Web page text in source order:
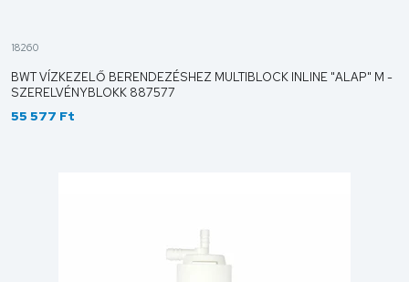
18260
BWT VÍZKEZELŐ BERENDEZÉSHEZ MULTIBLOCK INLINE "ALAP" M -
SZERELVÉNYBLOKK 887577
55 577 Ft